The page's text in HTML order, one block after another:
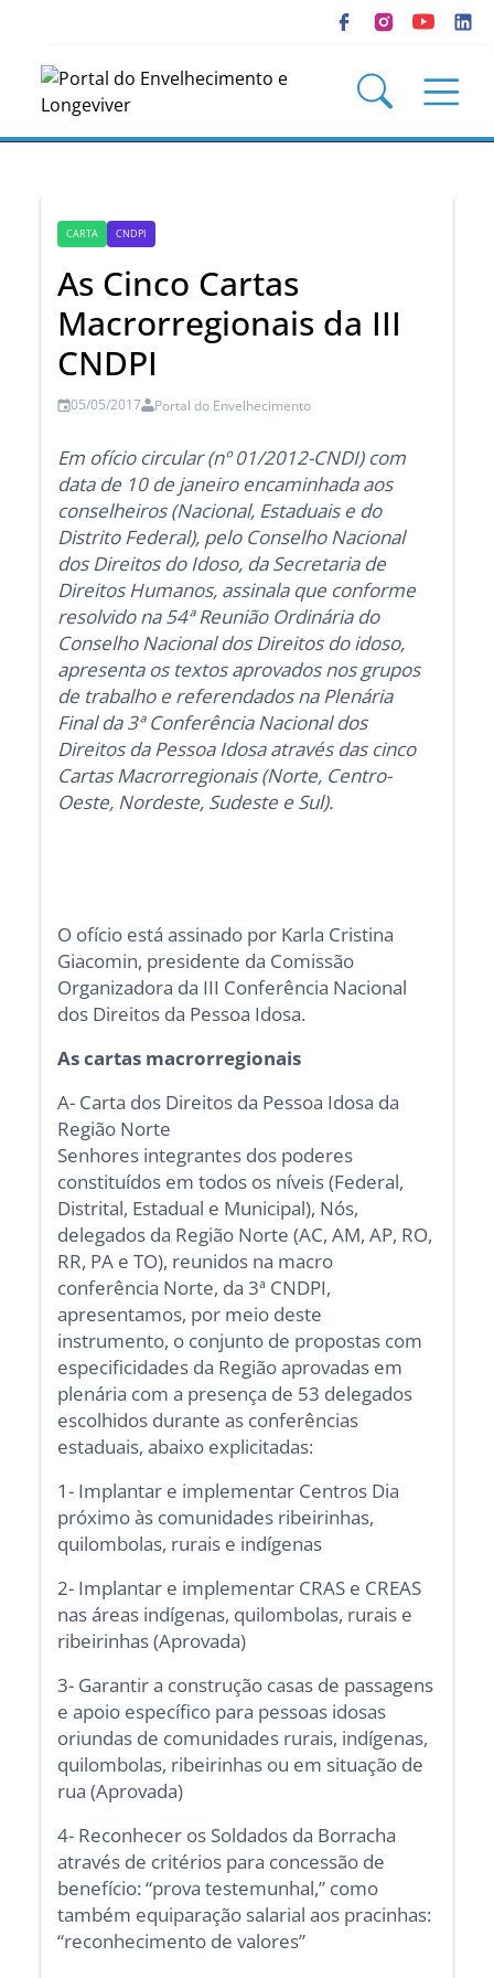
CARTA CNDPI
As Cinco Cartas
Macrorregionais da III
CNDPI
05/05/2017 Portal do Envelhecimento
Em ofício circular (nº 01/2012-CNDI) com
data de 10 de janeiro encaminhada aos
conselheiros (Nacional, Estaduais e do
Distrito Federal), pelo Conselho Nacional
dos Direitos do Idoso, da Secretaria de
Direitos Humanos, assinala que conforme
resolvido na 54ª Reunião Ordinária do
Conselho Nacional dos Direitos do idoso,
apresenta os textos aprovados nos grupos
de trabalho e referendados na Plenária
Final da 3ª Conferência Nacional dos
Direitos da Pessoa Idosa através das cinco
Cartas Macrorregionais (Norte, Centro-
Oeste, Nordeste, Sudeste e Sul).
O ofício está assinado por Karla Cristina
Giacomin, presidente da Comissão
Organizadora da III Conferência Nacional
dos Direitos da Pessoa Idosa.
As cartas macrorregionais
A- Carta dos Direitos da Pessoa Idosa da
Região Norte
Senhores integrantes dos poderes
constituídos em todos os níveis (Federal,
Distrital, Estadual e Municipal), Nós,
delegados da Região Norte (AC, AM, AP, RO,
RR, PA e TO), reunidos na macro
conferência Norte, da 3ª CNDPI,
apresentamos, por meio deste
instrumento, o conjunto de propostas com
especificidades da Região aprovadas em
plenária com a presença de 53 delegados
escolhidos durante as conferências
estaduais, abaixo explicitadas:
1- Implantar e implementar Centros Dia
próximo às comunidades ribeirinhas,
quilombolas, rurais e indígenas
2- Implantar e implementar CRAS e CREAS
nas áreas indígenas, quilombolas, rurais e
ribeirinhas (Aprovada)
3- Garantir a construção casas de passagens
e apoio específico para pessoas idosas
oriundas de comunidades rurais, indígenas,
quilombolas, ribeirinhas ou em situação de
rua (Aprovada)
4- Reconhecer os Soldados da Borracha
através de critérios para concessão de
benefício: “prova testemunhal,” como
também equiparação salarial aos pracinhas:
“reconhecimento de valores”